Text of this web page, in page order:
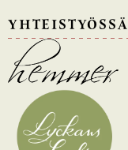
YHTEISTYÖSSÄ